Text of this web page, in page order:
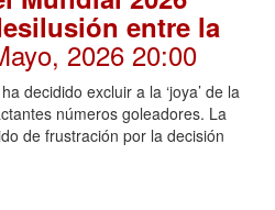
entre la
2026 20:00
decidido excluir a la ‘joya’ de la
números goleadores. La
de frustración por la decisión